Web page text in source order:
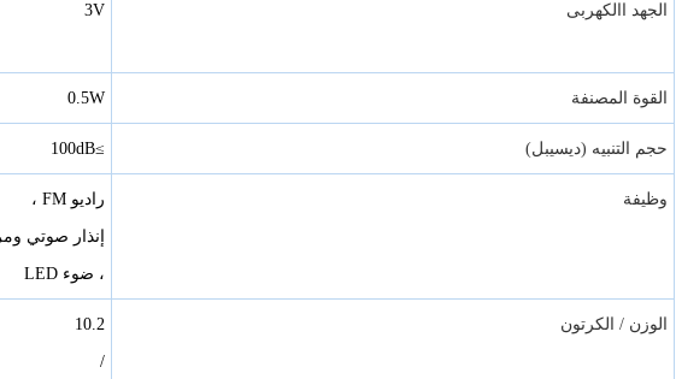
الجهد االكهربى 3V
القوة المصنفة 0.5W
حجم التنبيه (ديسيبل) ≥100dB
وظيفة راديو FM ،
إنذار صوتي
، ضوء LED
الوزن / الكرتون 10.2
/